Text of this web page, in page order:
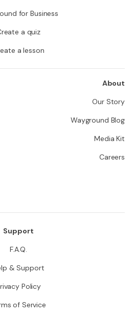
for Business
a quiz
a lesson
About
Our Story
Wayground Blog
Media Kit
Careers
Support
F.A.Q.
& Support
Policy
of Service